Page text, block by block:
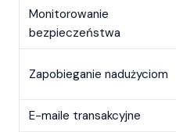
Monitorowanie
bezpieczeństwa
Zapobieganie nadużyciom
E-maile transakcyjne